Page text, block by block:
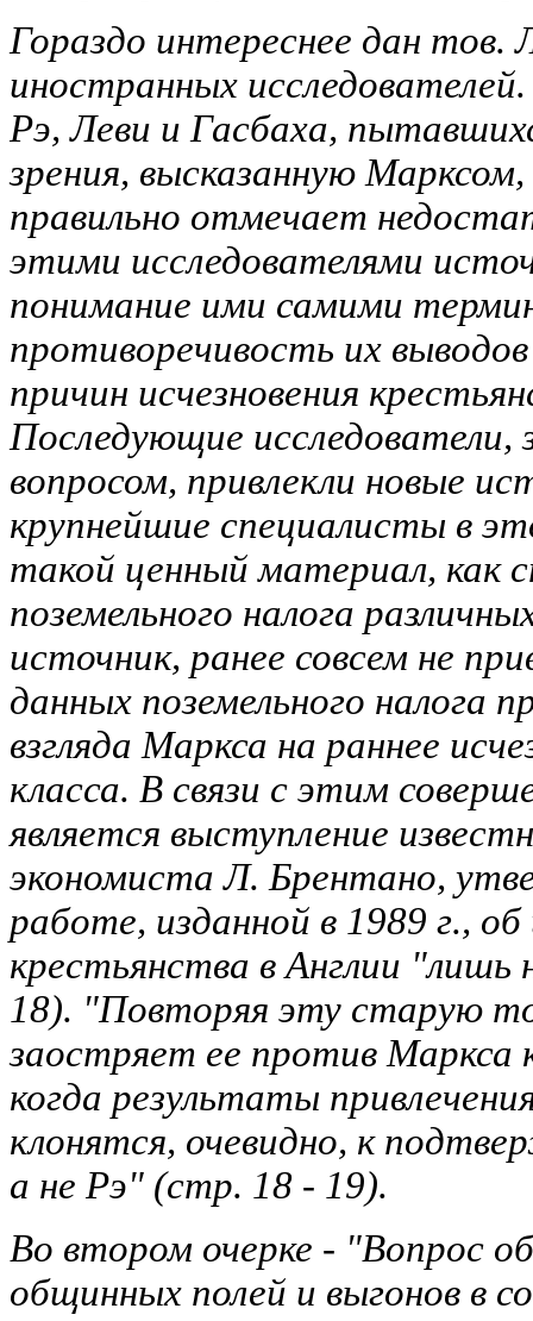
Гораздо интереснее дан тов.
иностранных
Рэ, Леви и Гасбаха,
зрения, высказанную
правильно отмечает
этими исследователями
понимание ими самими
противоречивость их
причин исчезновения
Последующие
вопросом, привлекли новые
крупнейшие специалисты в
такой ценный материал, как
поземельного налога
источник, ранее совсем не
данных поземельного налога
взгляда Маркса на раннее
класса. В связи с этим
является выступление
экономиста Л. Брентано,
работе, изданной в 1989 г., об
крестьянства в Англии "лишь
18). "Повторяя эту старую
заостряет ее против
когда результаты
клонятся, очевидно, к
а не Рэ" (стр. 18 - 19).
Во втором очерке - "Вопрос
общинных полей и выгонов в